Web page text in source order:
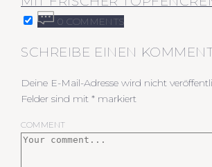
0 COMMENTS
SCHREIBE EINEN
Deine E-Mail-Adresse wird nicht
Felder sind mit * markiert
COMMENT